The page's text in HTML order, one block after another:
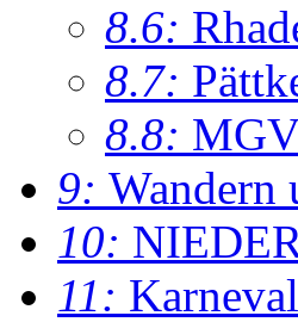
8.6:
8.7:
8.8:
9: Wandern
10:
11: